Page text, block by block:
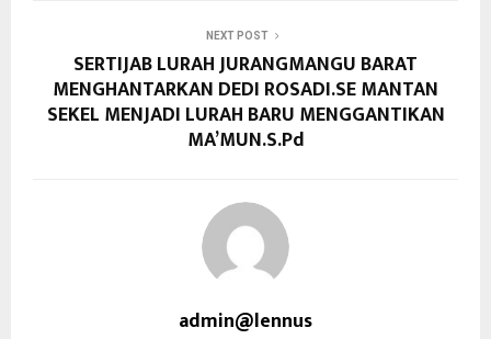
NEXT POST
SERTIJAB LURAH JURANGMANGU BARAT
MENGHANTARKAN DEDI ROSADI.SE MANTAN
SEKEL MENJADI LURAH BARU MENGGANTIKAN
MA’MUN.S.Pd
admin@lennus